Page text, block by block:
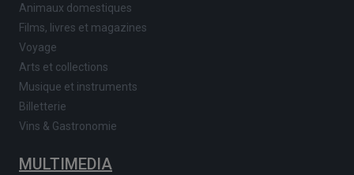
Animaux domestiques
Films, livres et magazines
Voyage
Arts et collections
Musique et instruments
Billetterie
Vins & Gastronomie
MULTIMEDIA